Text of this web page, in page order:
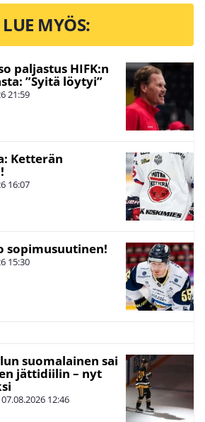
LUE MYÖS:
paljastus HIFK:n
”Syitä löytyi”
21:59
Ketterän
16:07
sopimusuutinen!
15:30
suomalainen sai
jättidiilin – nyt
07.08.2026 12:46